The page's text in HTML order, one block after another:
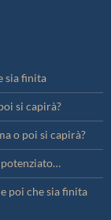
sia finita
si capirà?
o poi si capirà?
poi che sia finita